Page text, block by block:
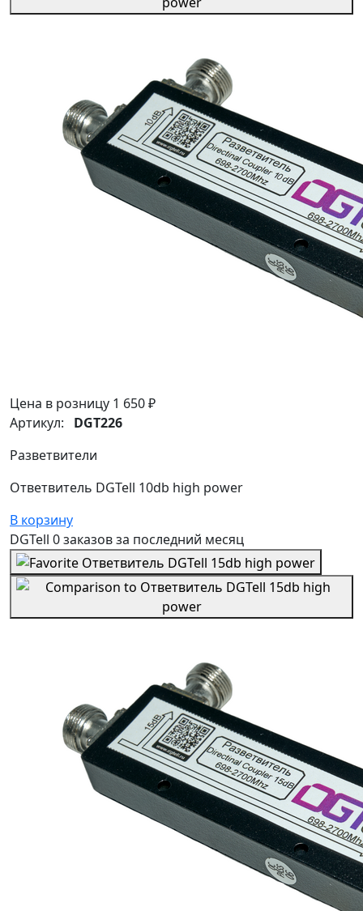
Цена в розницу 1 650 ₽
Артикул: DGT226
Разветвители
Ответвитель DGTell 10db high power
В корзину
DGTell 0 заказовза последний месяц